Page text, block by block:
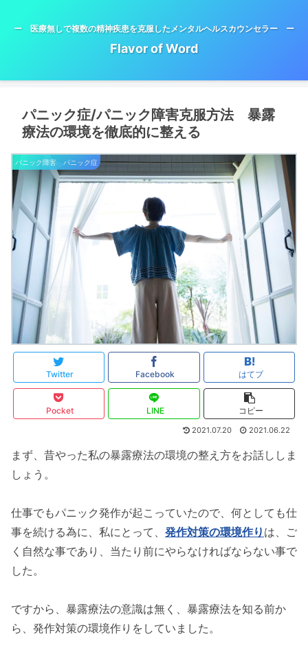
ー 医療無しで複数の精神疾患を克服したメンタルヘルスカウンセラー ー
Flavor of Word
パニック症/パニック障害克服方法 暴露
療法の環境を徹底的に整える
パニック障害 パニック症
Twitter Facebook はてブ
Pocket LINE コピー
2021.07.20 2021.06.22
まず、昔やった私の暴露療法の環境の整え方をお話ししま
しょう。
仕事でもパニック発作が起こっていたので、何としても仕
事を続ける為に、私にとって、 発作対策の環境作り は、ご
く自然な事であり、当たり前にやらなければならない事で
した。
ですから、暴露療法の意識は無く、暴露療法を知る前か
ら、発作対策の環境作りをしていました。